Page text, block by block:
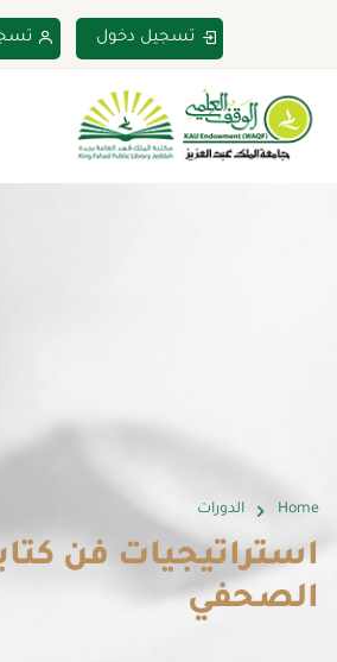
تسجيل دخول
Home الدورات
استراتيجيات فن
الصحفي